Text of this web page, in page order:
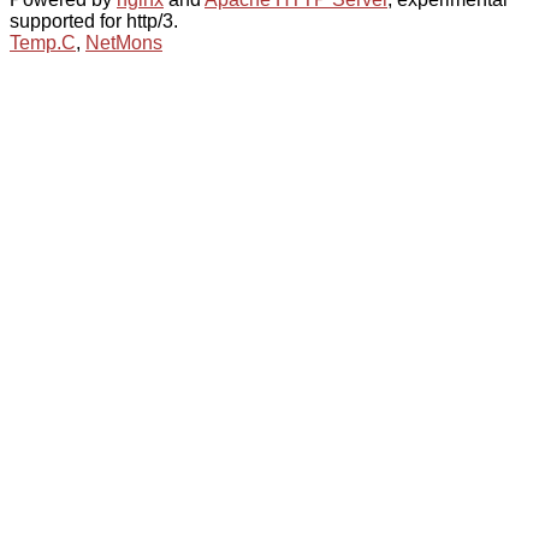
supported for http/3.
Temp.C, NetMons